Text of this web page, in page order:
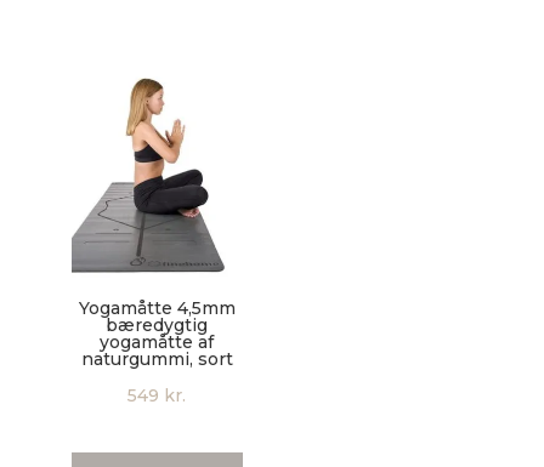
Yogamåtte 4,5mm
bæredygtig
yogamåtte af
naturgummi, sort
549 kr.